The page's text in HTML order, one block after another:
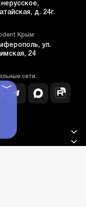
д. 24г.
Крым:
ул.
24
сети: